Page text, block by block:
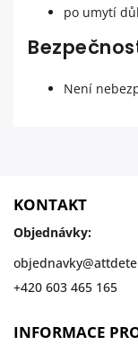
po umytí
Není
KONTAKT
Objednávky:
objednavky@
+420 603 465 165
INFORMACE